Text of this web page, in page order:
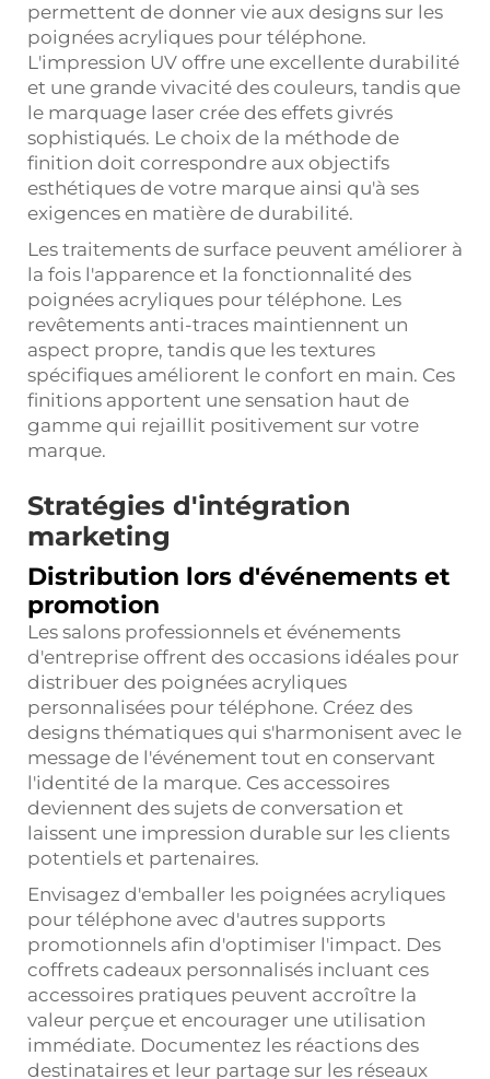
permettent de donner vie aux designs sur les
poignées acryliques pour téléphone.
L'impression UV offre une excellente durabilité
et une grande vivacité des couleurs, tandis que
le marquage laser crée des effets givrés
sophistiqués. Le choix de la méthode de
finition doit correspondre aux objectifs
esthétiques de votre marque ainsi qu'à ses
exigences en matière de durabilité.
Les traitements de surface peuvent améliorer à
la fois l'apparence et la fonctionnalité des
poignées acryliques pour téléphone. Les
revêtements anti-traces maintiennent un
aspect propre, tandis que les textures
spécifiques améliorent le confort en main. Ces
finitions apportent une sensation haut de
gamme qui rejaillit positivement sur votre
marque.
Stratégies d'intégration
marketing
Distribution lors d'événements et
promotion
Les salons professionnels et événements
d'entreprise offrent des occasions idéales pour
distribuer des poignées acryliques
personnalisées pour téléphone. Créez des
designs thématiques qui s'harmonisent avec le
message de l'événement tout en conservant
l'identité de la marque. Ces accessoires
deviennent des sujets de conversation et
laissent une impression durable sur les clients
potentiels et partenaires.
Envisagez d'emballer les poignées acryliques
pour téléphone avec d'autres supports
promotionnels afin d'optimiser l'impact. Des
coffrets cadeaux personnalisés incluant ces
accessoires pratiques peuvent accroître la
valeur perçue et encourager une utilisation
immédiate. Documentez les réactions des
destinataires et leur partage sur les réseaux